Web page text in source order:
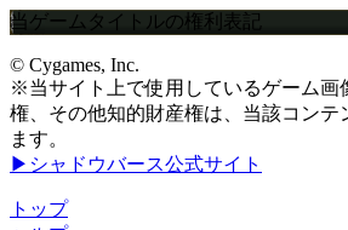
当ゲームタイトルの権利表記
© Cygames, Inc.
※当サイト上で使用しているゲーム画
権、その他知的財産権は、当該コンテ
ます。
▶シャドウバース公式サイト
トップ